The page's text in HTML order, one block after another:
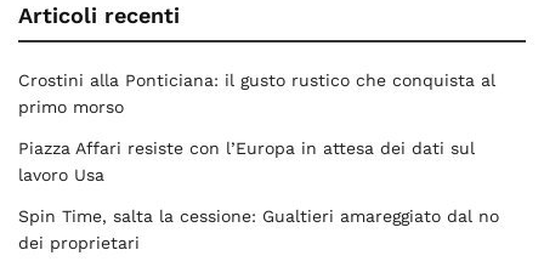
Articoli recenti
Crostini alla Ponticiana: il gusto rustico che conquista al
primo morso
Piazza Affari resiste con l’Europa in attesa dei dati sul
lavoro Usa
Spin Time, salta la cessione: Gualtieri amareggiato dal no
dei proprietari